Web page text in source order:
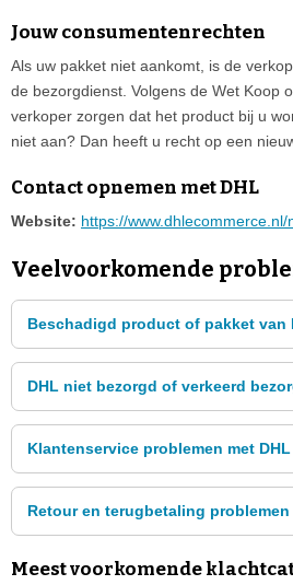
Jouw consumentenrechten
Als uw pakket niet aankomt, is de
de bezorgdienst. Volgens de Wet Koop
verkoper zorgen dat het product bij u
niet aan? Dan heeft u recht op een
Contact opnemen met DHL
Website: https://www.dhlecommerce.nl/
Veelvoorkomende
Beschadigd product of pakket van
DHL niet bezorgd of verkeerd
Klantenservice problemen met DHL
Retour en terugbetaling problemen
Meest voorkomende